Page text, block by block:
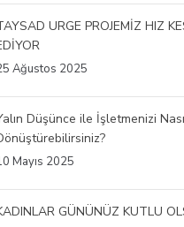
URGE PROJEMİZ HIZ
Ağustos 2025
Düşünce ile İşletmenizi
Mayıs 2025
GÜNÜNÜZ KUTLU